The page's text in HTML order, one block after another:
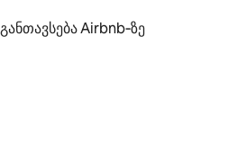
Airbnb‑ზე